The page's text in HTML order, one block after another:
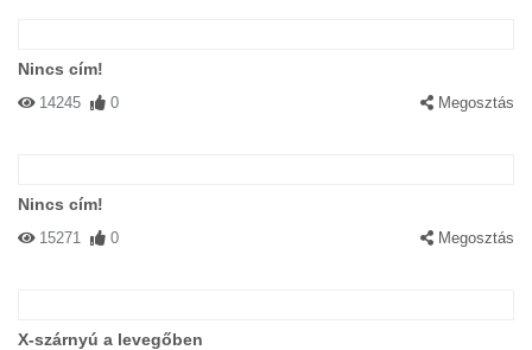
Nincs cím!
14245 0 Megosztás
Nincs cím!
15271 0 Megosztás
X-szárnyú a levegőben